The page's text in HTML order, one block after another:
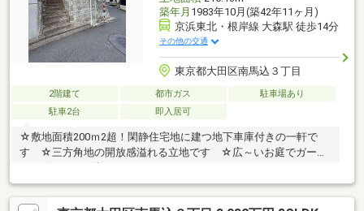
築年月 1983年10月(築42年11ヶ月)
京浜東北・根岸線 大森駅 徒歩14分
その他の交通
東京都大田区南馬込３丁目
2階建て 都市ガス
駐車場あり
駐車2台
即入居可
☆敷地面積200ｍ2超！閑静住宅地に建つ地下車庫付きの一軒で
す ☆三方角地の開放感溢れる立地です ☆広～いお庭でガーデ